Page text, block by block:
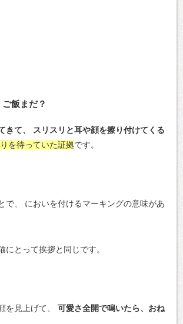
飯まだ？
きて、
スリスリと耳や顔を擦り付けてくる
を待っていた証拠です。
で、
においを付けるマーキングの意味があ
にとって挨拶と同じです。
を見上げて、
可愛さ全開で鳴いたら、おね